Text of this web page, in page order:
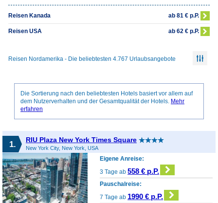
Reisen Kanada ab 81 € p.P.
Reisen USA ab 62 € p.P.
Reisen Nordamerika - Die beliebtesten 4.767 Urlaubsangebote
Die Sortierung nach den beliebtesten Hotels basiert vor allem auf
dem Nutzerverhalten und der Gesamtqualität der Hotels. Mehr
erfahren
1. RIU Plaza New York Times Square
New York City, New York, USA
Eigene Anreise:
3 Tage ab558 € p.P.
Pauschalreise:
7 Tage ab 1990 € p.P.